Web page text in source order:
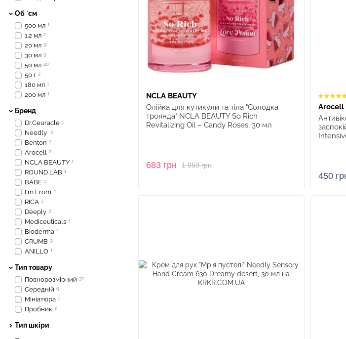
NCLA BEAUTY
Олійка для кутикули та тіла "Солодка
троянда" NCLA BEAUTY So Rich
Revitalizing Oil – Candy Roses, 30 мл
1 050 грн
683 грн
Arocell
450
Об `єм
500 мл 1
1.2 мл 2
20 мл 9
30 мл 9
50 мл 20
50 г 2
180 мл 1
200 мл 1
Бренд
Dr.Ceuracle 1
Needly 3
Benton 2
Arocell 2
NCLA BEAUTY 1
ROUND LAB 1
BABE 1
I'm From 4
RICA 1
Deeply 3
Mediceuticals 1
Bioderma 2
CRUMB 9
ANILLO 1
Тип товару
Повнорозмірний 32
Середній 9
Мініатюра 1
Пробник 2
Тип шкіри